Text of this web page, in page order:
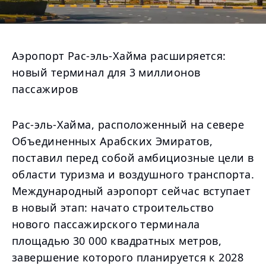
Аэропорт Рас-эль-Хайма расширяется:
новый терминал для 3 миллионов
пассажиров
Рас-эль-Хайма, расположенный на севере
Объединенных Арабских Эмиратов,
поставил перед собой амбициозные цели в
области туризма и воздушного транспорта.
Международный аэропорт сейчас вступает
в новый этап: начато строительство
нового пассажирского терминала
площадью 30 000 квадратных метров,
завершение которого планируется к 2028